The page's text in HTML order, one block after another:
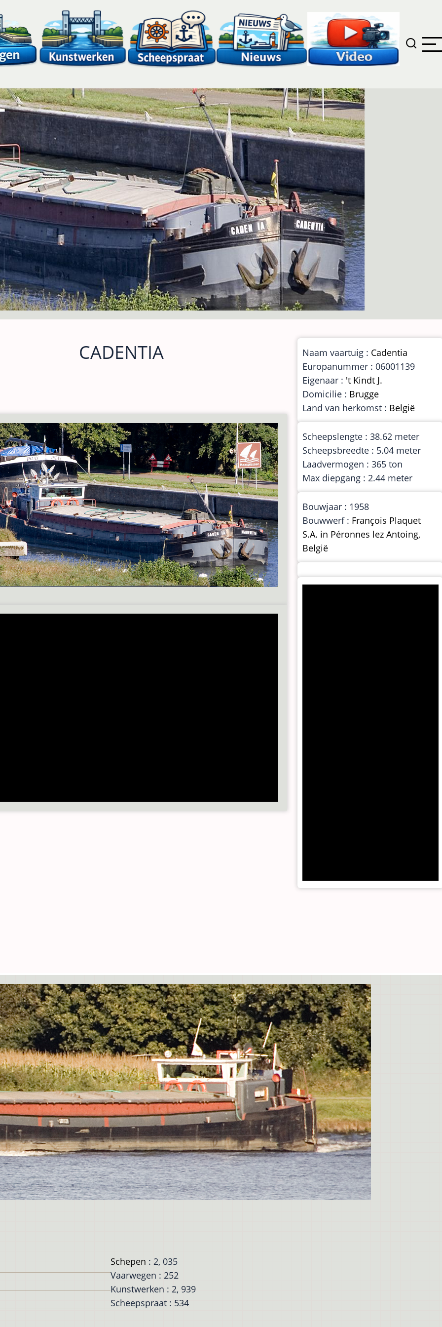
CADENTIA Naam vaartuig : Cadentia
Europanummer : 06001139
Eigenaar : 't Kindt J.
Domicilie : Brugge
Land van herkomst : België
Scheepslengte : 38.62 meter
Scheepsbreedte : 5.04 meter
Laadvermogen : 365 ton
Max diepgang : 2.44 meter
Bouwjaar : 1958
Bouwwerf : François Plaquet
S.A. in Péronnes lez Antoing,
België
Schepen : 2, 035
Vaarwegen : 252
Kunstwerken : 2, 939
Scheepspraat : 534